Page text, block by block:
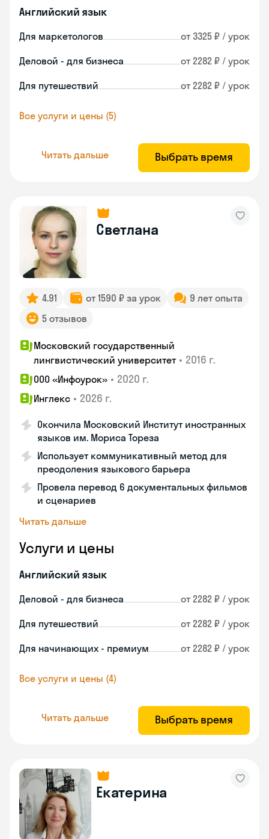
Английский язык
Для маркетологов от 3325 ₽ / урок
Деловой - для бизнеса от 2282 ₽ / урок
Для путешествий от 2282 ₽ / урок
Все услуги и цены (5)
Читать дальше Выбрать время
Светлана
4.91 от 1590 ₽ за урок
9 лет опыта
5 отзывов
Московский государственный
лингвистический университет • 2016 г.
ООО «Инфоурок» • 2020 г.
Инглекс • 2026 г.
Окончила Московский Институт иностранных
языков им. Мориса Тореза
Использует коммуникативный метод для
преодоления языкового барьера
Провела перевод 6 документальных фильмов
и сценариев
Читать дальше
Услуги и цены
Английский язык
Деловой - для бизнеса от 2282 ₽ / урок
Для путешествий от 2282 ₽ / урок
Для начинающих - премиум от 2282 ₽ / урок
Все услуги и цены (4)
Читать дальше Выбрать время
Екатерина